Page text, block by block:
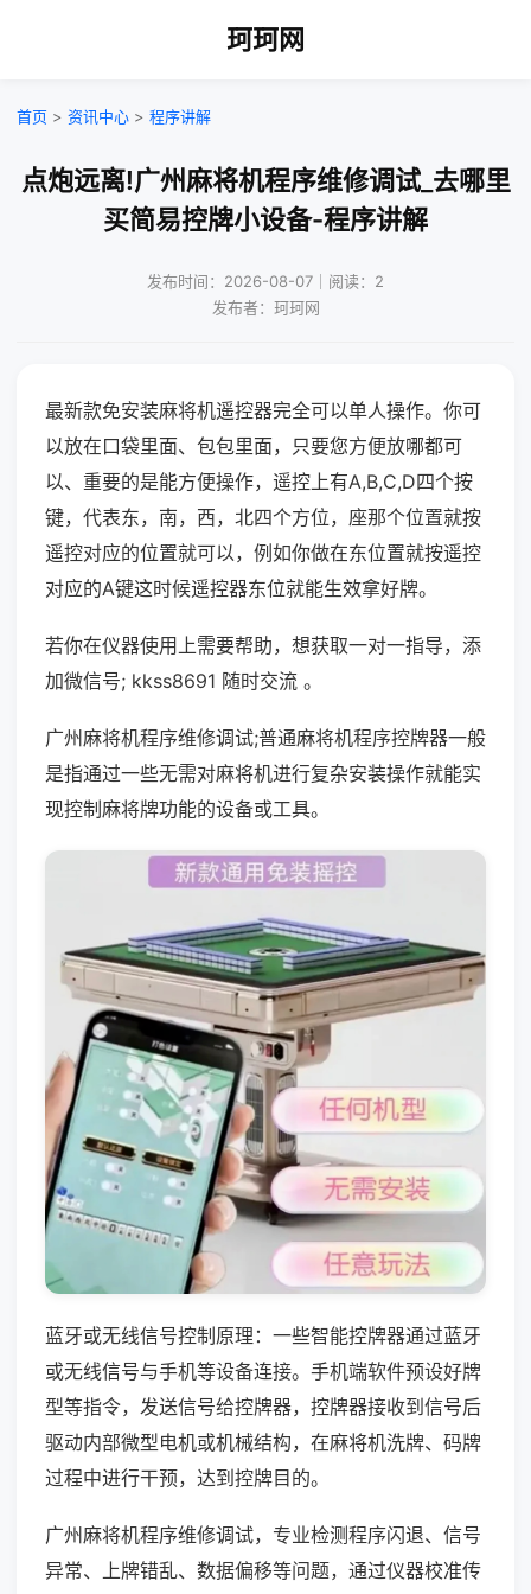
珂珂网
首页 > 资讯中心 > 程序讲解
点炮远离!广州麻将机程序维修调试_去哪里
买简易控牌小设备-程序讲解
发布时间：2026-08-07｜阅读：2
发布者：珂珂网
最新款免安装麻将机遥控器完全可以单人操作。你可
以放在口袋里面、包包里面，只要您方便放哪都可
以、重要的是能方便操作，遥控上有A,B,C,D四个按
键，代表东，南，西，北四个方位，座那个位置就按
遥控对应的位置就可以，例如你做在东位置就按遥控
对应的A键这时候遥控器东位就能生效拿好牌。
若你在仪器使用上需要帮助，想获取一对一指导，添
加微信号; kkss8691 随时交流 。
广州麻将机程序维修调试;普通麻将机程序控牌器一般
是指通过一些无需对麻将机进行复杂安装操作就能实
现控制麻将牌功能的设备或工具。
蓝牙或无线信号控制原理：一些智能控牌器通过蓝牙
或无线信号与手机等设备连接。手机端软件预设好牌
型等指令，发送信号给控牌器，控牌器接收到信号后
驱动内部微型电机或机械结构，在麻将机洗牌、码牌
过程中进行干预，达到控牌目的。
广州麻将机程序维修调试，专业检测程序闪退、信号
异常、上牌错乱、数据偏移等问题，通过仪器校准传